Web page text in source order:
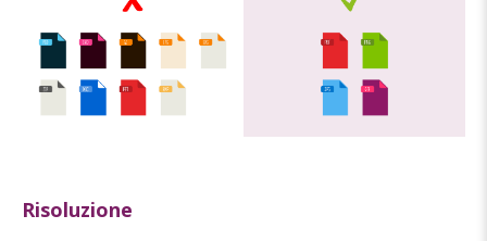
Risoluzione